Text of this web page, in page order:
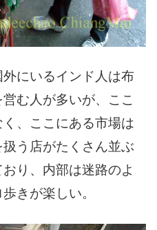
にいるインド人は布
む人が多いが、ここ
、ここにある市場は
う店がたくさん並ぶ
り、内部は迷路のよ
きが楽しい。